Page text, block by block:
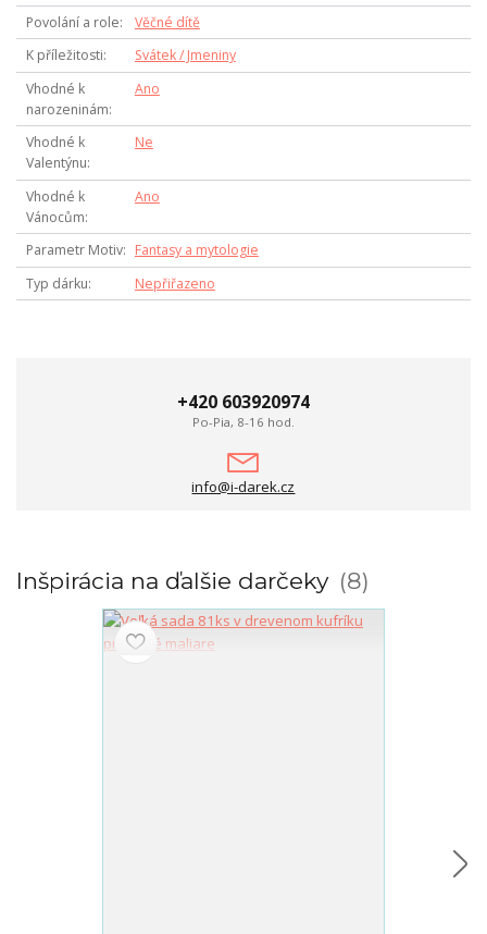
Povolání a role
Věčné dítě
K příležitosti
Svátek / Jmeniny
Vhodné k
narozeninám
Ano
Vhodné k
Valentýnu
Ne
Vhodné k
Vánocům
Ano
Parametr Motiv
Fantasy a mytologie
Typ dárku
Nepřiřazeno
+420 603920974
Po-Pia, 8-16 hod.
info@i-darek.cz
Inšpirácia na ďalšie darčeky 8